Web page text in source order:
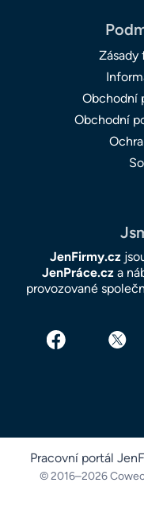
Zásady
Obchodní
Obchodní
JenFirmy.cz
JenPráce.cza
provozované
Pracovní portál
© 2016–2026